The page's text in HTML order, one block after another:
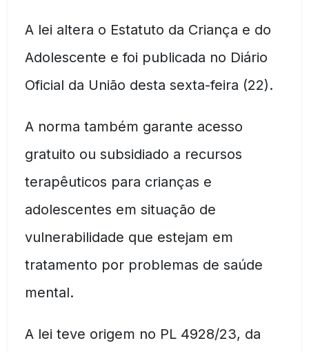
A lei altera o Estatuto da Criança e do
Adolescente e foi publicada no Diário
Oficial da União desta sexta-feira (22).
A norma também garante acesso
gratuito ou subsidiado a recursos
terapêuticos para crianças e
adolescentes em situação de
vulnerabilidade que estejam em
tratamento por problemas de saúde
mental.
A lei teve origem no PL 4928/23, da